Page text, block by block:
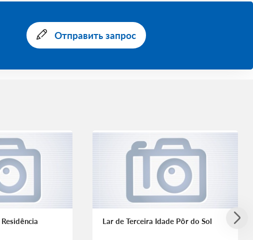
Отправить запрос
Lar de Terceira Idade Pôr do Sol